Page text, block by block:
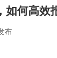
如何高效
布